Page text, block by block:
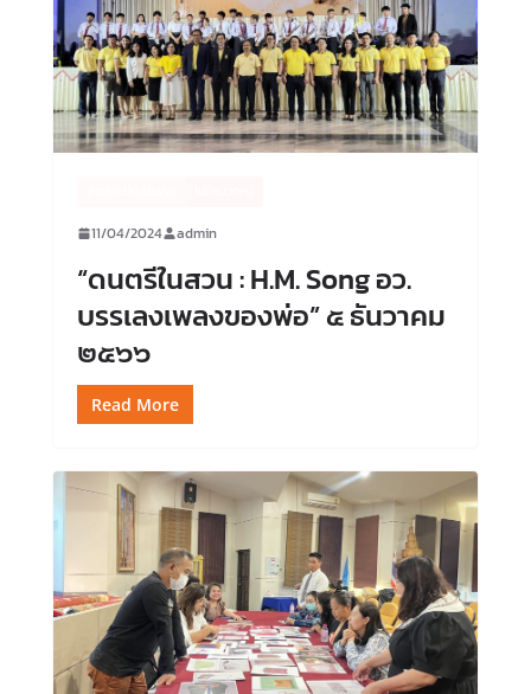
11/04/2024 admin
“ดนตรีในสวน : H.M. Song อว.
บรรเลงเพลงของพ่อ” ๕ ธันวาคม
๒๕๖๖
Read More